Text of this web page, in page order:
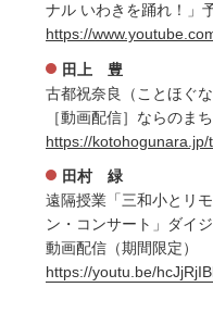
ナル いわきを踊れ！」
https://
田上 豊
古都祝奈良（ことほぐ
［動画配信］ならの
https://
田村 緑
遠隔授業「三和小とリ
ン・コンサート」ダイ
動画配信（期間限定）
https://youtu.be/